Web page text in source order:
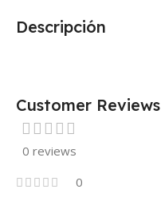
Descripción
Customer Reviews
0 reviews
0